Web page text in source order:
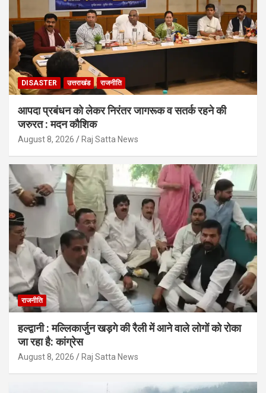
DISASTER उत्तराखंड राजनीति
आपदा प्रबंधन को लेकर निरंतर जागरूक व सतर्क रहने की
जरुरत : मदन कौशिक
August 8, 2026 Raj Satta News
राजनीति
हल्द्वानी : मल्लिकार्जुन खड़गे की रैली में आने वाले लोगों को रोका
जा रहा है: कांग्रेस
August 8, 2026 Raj Satta News